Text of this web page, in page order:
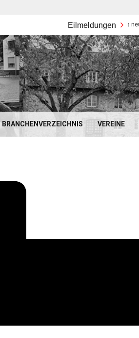
Eilmeldungen
Frohes neues Jahr
BRANCHENVERZEICHNIS VEREINE